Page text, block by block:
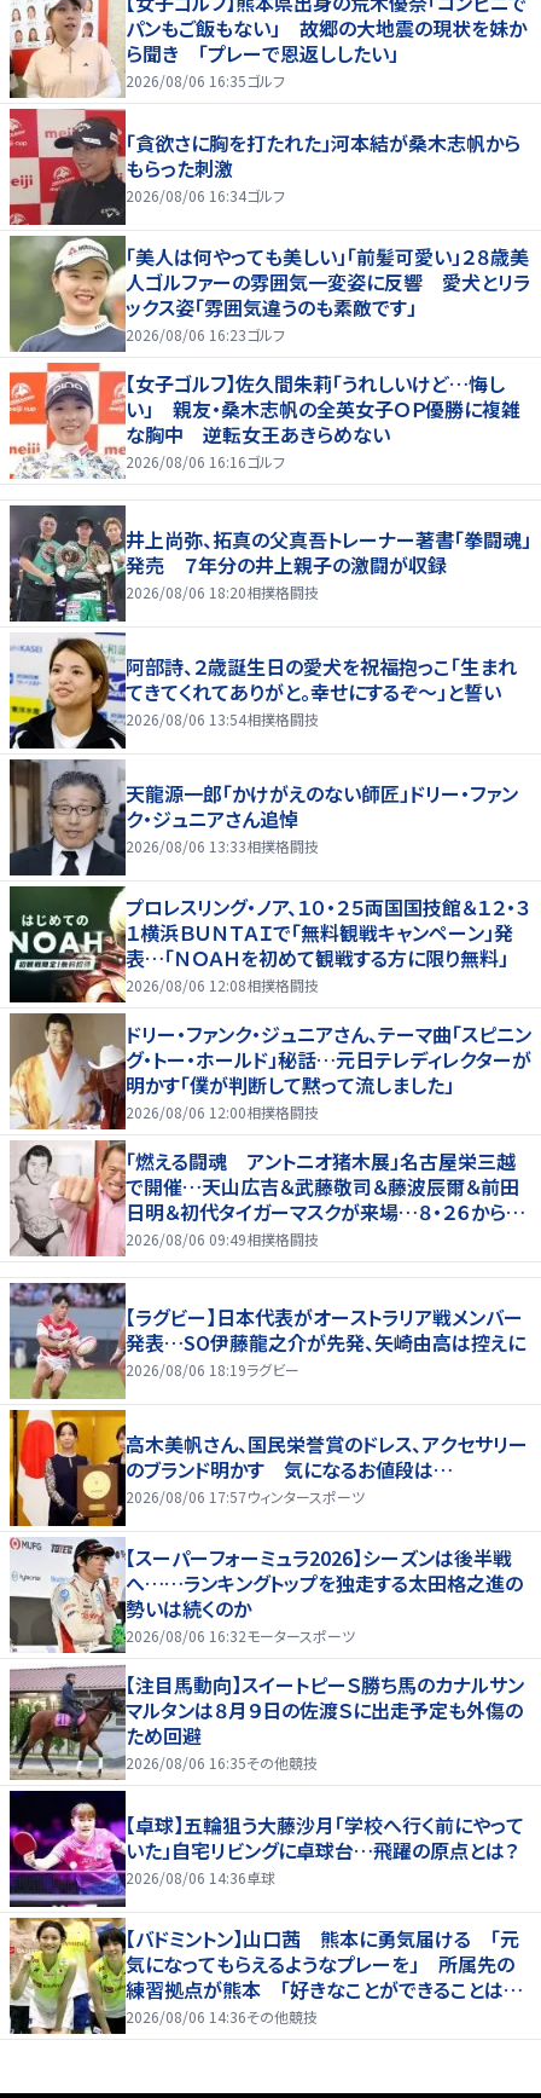
パンもご飯もない」 故郷の大地震の現状を妹か
ら聞き 「プレーで恩返ししたい」
2026/08/06 16:35ゴルフ
「貪欲さに胸を打たれた」河本結が桑木志帆から
もらった刺激
2026/08/06 16:34ゴルフ
「美人は何やっても美しい」「前髪可愛い」２８歳美
人ゴルファーの雰囲気一変姿に反響 愛犬とリラ
ックス姿「雰囲気違うのも素敵です」
2026/08/06 16:23ゴルフ
【女子ゴルフ】佐久間朱莉「うれしいけど…悔し
い」 親友・桑木志帆の全英女子ＯＰ優勝に複雑
な胸中 逆転女王あきらめない
2026/08/06 16:16ゴルフ
井上尚弥、拓真の父真吾トレーナー著書「拳闘魂」
発売 ７年分の井上親子の激闘が収録
2026/08/06 18:20相撲格闘技
阿部詩、２歳誕生日の愛犬を祝福抱っこ「生まれ
てきてくれてありがと。幸せにするぞ～」と誓い
2026/08/06 13:54相撲格闘技
天龍源一郎「かけがえのない師匠」ドリー・ファン
ク・ジュニアさん追悼
2026/08/06 13:33相撲格闘技
プロレスリング・ノア、１０・２５両国国技館＆１２・３
１横浜ＢＵＮＴＡＩで「無料観戦キャンペーン」発
表…「ＮＯＡＨを初めて観戦する方に限り無料」
2026/08/06 12:08相撲格闘技
ドリー・ファンク・ジュニアさん、テーマ曲「スピニン
グ・トー・ホールド」秘話…元日テレディレクターが
明かす「僕が判断して黙って流しました」
2026/08/06 12:00相撲格闘技
「燃える闘魂 アントニオ猪木展」名古屋栄三越
で開催…天山広吉＆武藤敬司＆藤波辰爾＆前田
日明＆初代タイガーマスクが来場…８・２６から９・
７まで
2026/08/06 09:49相撲格闘技
【ラグビー】日本代表がオーストラリア戦メンバー
発表…SO伊藤龍之介が先発、矢崎由高は控えに
2026/08/06 18:19ラグビー
高木美帆さん、国民栄誉賞のドレス、アクセサリー
のブランド明かす 気になるお値段は…
2026/08/06 17:57ウィンタースポーツ
【スーパーフォーミュラ2026】シーズンは後半戦
へ……ランキングトップを独走する太田格之進の
勢いは続くのか
2026/08/06 16:32モータースポーツ
【注目馬動向】スイートピーＳ勝ち馬のカナルサン
マルタンは８月９日の佐渡Ｓに出走予定も外傷の
ため回避
2026/08/06 16:35その他競技
【卓球】五輪狙う大藤沙月「学校へ行く前にやって
いた」自宅リビングに卓球台…飛躍の原点とは？
2026/08/06 14:36卓球
【バドミントン】山口茜 熊本に勇気届ける 「元
気になってもらえるようなプレーを」 所属先の
練習拠点が熊本 「好きなことができることは当
たり前じゃない」
2026/08/06 14:36その他競技